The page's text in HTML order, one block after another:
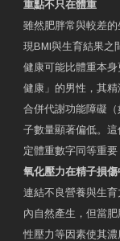
重點不只在體重
雖然肥胖常與較差
現BMI與生育結果之
健康可能比體重本
健康」的男性，其
合併代謝功能障礙
子數量顯著偏低。
定體重數字同等重要
氧化壓力在精子損
連結不良營養與生
內自然產生，但當
性壓力等因素使其